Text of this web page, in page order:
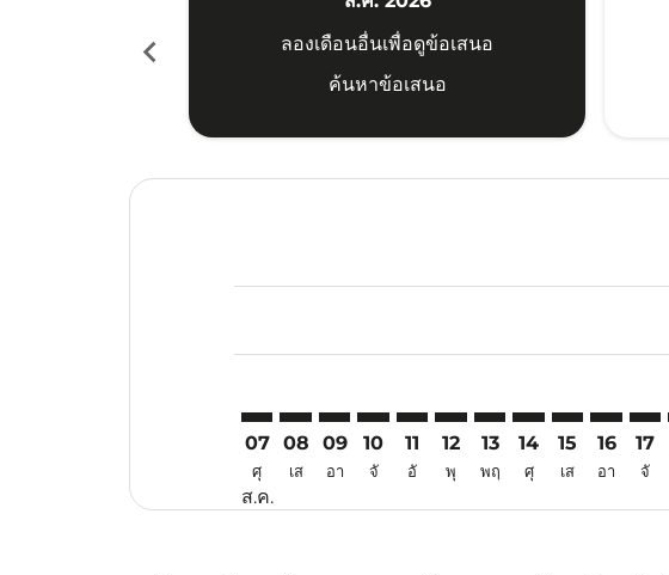
chevron_left
ลองเดือนอื่นเพื่อดูข้อเสนอ
ค้นหาข้อเสนอ
07
ศุ
ส.ค.
08
เส
09
อา
10
จั
11
อั
12
พุ
13
พฤ
14
ศุ
15
เส
16
อา
17
จั